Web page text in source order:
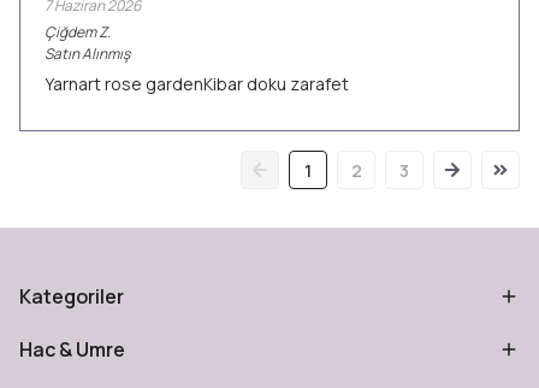
7 Haziran 2026
ÇiğdemZ.
Satın Alınmış
Yarnart rose gardenKibar doku zarafet
1 2 3
Kategoriler
Hac & Umre